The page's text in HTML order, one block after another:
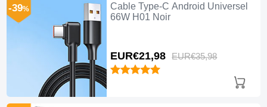
Cable Type-C Android Universel
66W H01 Noir
EUR€21,98 EUR€35,98
-39%